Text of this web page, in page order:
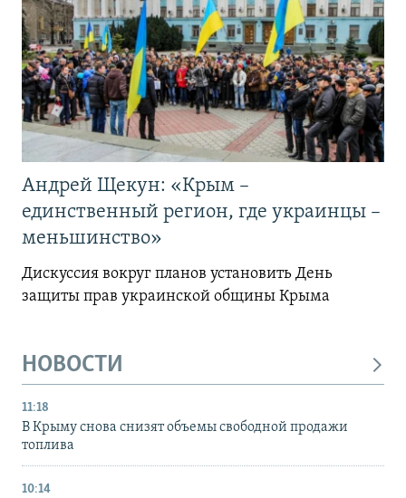
Андрей Щекун: «Крым –
единственный регион, где украинцы –
меньшинство»
Дискуссия вокруг планов установить День
защиты прав украинской общины Крыма
НОВОСТИ
11:18
В Крыму снова снизят объемы свободной продажи
топлива
10:14